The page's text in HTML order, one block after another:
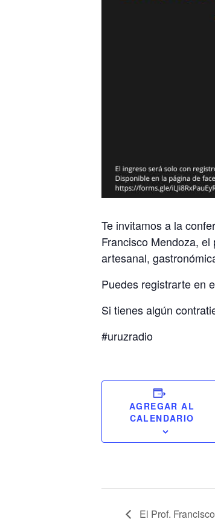
Te invitamos a la
Francisco Mendoza,
artesanal,
Puedes registrarte en
Si tienes algún
#uruzradio
AGREGAR AL
CALENDARIO
El Prof.